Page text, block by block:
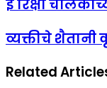
ई रिक्षा
व्यक्तीचे
Related